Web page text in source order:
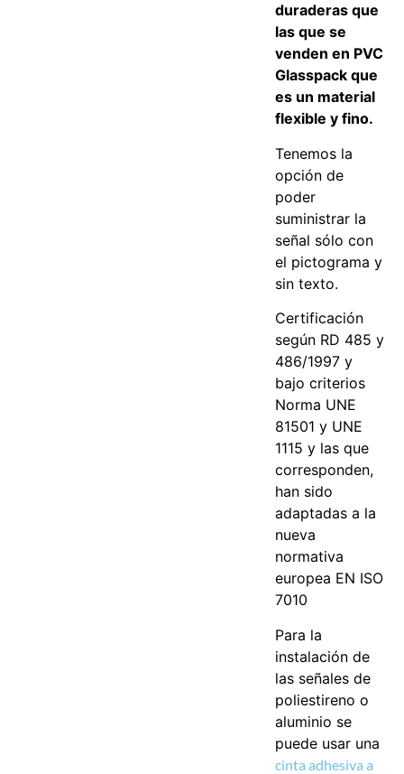
duraderas que
las que se
venden en PVC
Glasspack que
es un material
flexible y fino.
Tenemos la
opción de
poder
suministrar la
señal sólo con
el pictograma y
sin texto.
Certificación
según RD 485 y
486/1997 y
bajo criterios
Norma UNE
81501 y UNE
1115 y las que
corresponden,
han sido
adaptadas a la
nueva
normativa
europea EN ISO
7010
Para la
instalación de
las señales de
poliestireno o
aluminio se
puede usar una
cinta adhesiva a